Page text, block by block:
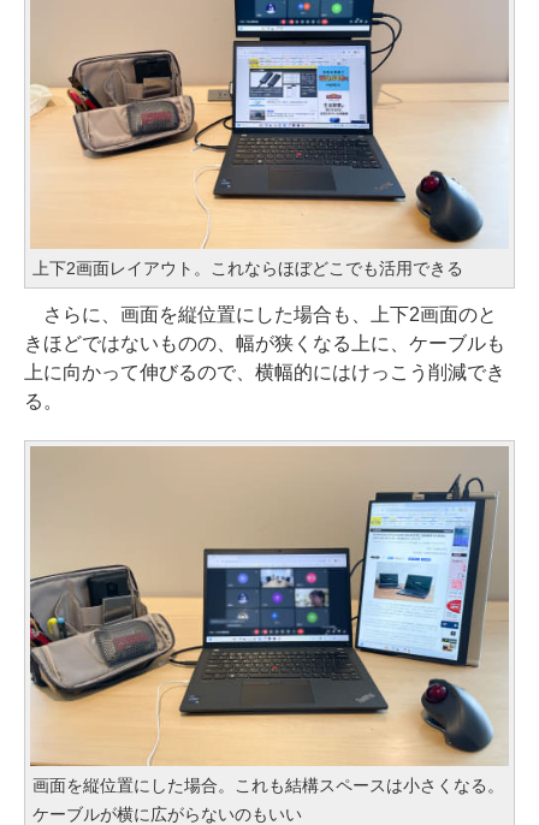
上下2画面レイアウト。これならほぼどこでも活用できる
さらに、画面を縦位置にした場合も、上下2画面のと
きほどではないものの、幅が狭くなる上に、ケーブルも
上に向かって伸びるので、横幅的にはけっこう削減でき
る。
画面を縦位置にした場合。これも結構スペースは小さくなる。
ケーブルが横に広がらないのもいい